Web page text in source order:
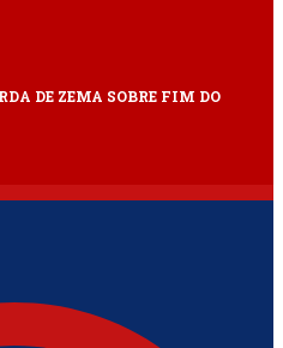
DE ZEMA SOBRE FIM DO